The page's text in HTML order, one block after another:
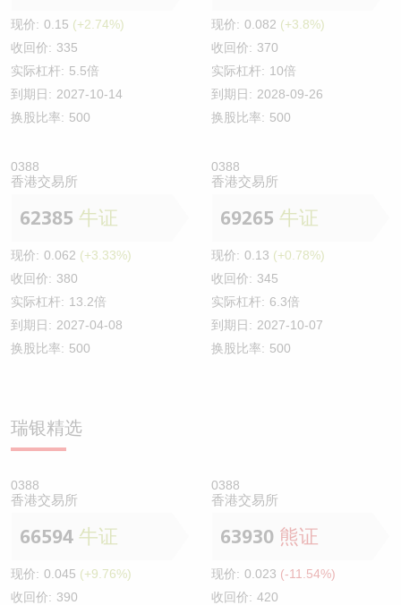
现价: 0.15 (+2.74%)
收回价: 335
实际杠杆: 5.5倍
到期日: 2027-10-14
换股比率: 500
现价: 0.082 (+3.8%)
收回价: 370
实际杠杆: 10倍
到期日: 2028-09-26
换股比率: 500
0388
香港交易所
62385 牛证
现价: 0.062 (+3.33%)
收回价: 380
实际杠杆: 13.2倍
到期日: 2027-04-08
换股比率: 500
0388
香港交易所
69265 牛证
现价: 0.13 (+0.78%)
收回价: 345
实际杠杆: 6.3倍
到期日: 2027-10-07
换股比率: 500
瑞银精选
0388
香港交易所
66594 牛证
现价: 0.045 (+9.76%)
收回价: 390
0388
香港交易所
63930 熊证
现价: 0.023 (-11.54%)
收回价: 420